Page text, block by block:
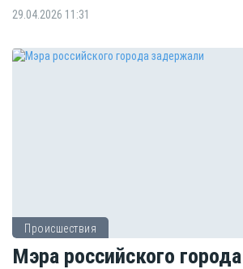
29.04.2026 11:31
Происшествия
Мэра российского